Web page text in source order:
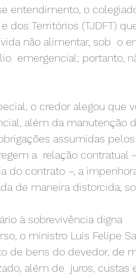
entendimento, o
dos Territórios (TJDFT)
não alimentar, sob  o
emergencial; portanto,
o credor alegou que
além da manutenção
assumidas
a  relação contratual
do contrato –, a
de maneira distorcida,
à sobrevivência digna
o ministro Luis Felipe
de bens do devedor, de
além de  juros, custas